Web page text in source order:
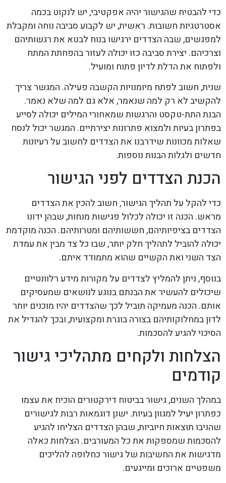
כדי להבטיח שהגישור יהיה אפקטיבי, יש לנקוט בכמה
אסטרטגיות חשובות. ראשית, יש לקבוע סביבה נוחה ומקבלת
למפגשים, שבה הצדדים ירגישו בנוח לבטא את רגשותיהם
וצרכיהם. יצירת סביבה כזו יכולה לעזור בהפחתת המתח
ולפתוח את הדלת לדיון פתוח ומועיל.
שנית, חשוב לפתח מיומנויות הקשבה פעילה. המגשר צריך
להקשיב לא רק למה שנאמר, אלא גם למה שלא נאמר.
הבנת התת-טקסט והרגשות שמאחורי המילים יכולה לסייע
בפתרון בעיות ולמצוא פתרונות יצירתיים. המגשר יכול לנסח
שאלות מכוונות שידרבנו את הצדדים לחשוב על רעיונות
חדשים ולגלות הבנות נוספות.
הכנת הצדדים לפני הגישור
כדי להקל על תהליך הגישור, חשוב להכין את הצדדים
מראש. הכנה זו יכולה לכלול פגישות מנחות, שבהן ידונו
הצדדים בציפיותיהם, חששותיהם ומטרותיהם. הכנה מוקדמת
יכולה להוביל לתהליך חלק יותר, שבו כל צד מבין את עמדת
הצד השני ואת הקשיים שהוא מתמודד איתם.
בנוסף, ניתן להמליץ לצדדים על מקורות מידע רלוונטיים
שיכולים להעשיר את הבנתם בנוגע לנושאים שמעסיקים
אותם. הכנה מעמיקה תוביל לכך שהצדדים יהיו מוכנים יותר
לדון במחלוקותיהם בצורה בוגרת ומקצועית, ובכך להגדיל את
הסיכוי להגיע להסכמות.
הצלחות ולקחים מתהליכי גישור
קודמים
במהלך השנים, גישור בביטוח דירקטורים הוכיח את עצמו
כפתרון יעיל למגוון בעיות. ישנן דוגמאות רבות לגישורים
שהניבו תוצאות חיוביות, שבהן הצדדים הצליחו להגיע
להסכמות שמספקות את כל המעורבים. הצלחות כאלה
מדגישות את החשיבות של גישור כחלופה להליכים
משפטיים ארוכים ומייגעים.